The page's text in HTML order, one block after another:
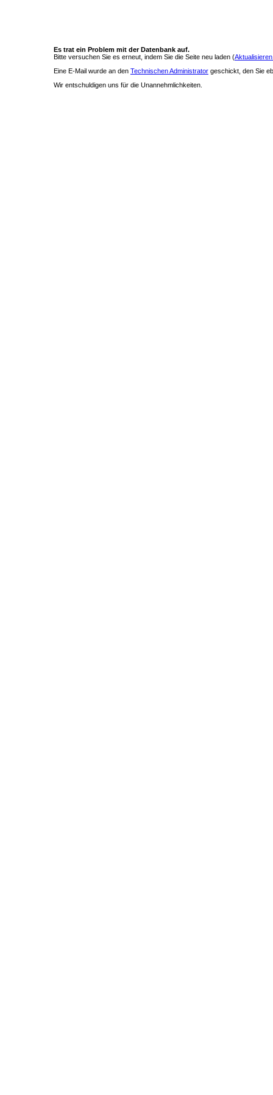
Es trat ein Problem mit der Datenbank auf.
Bitte versuchen Sie es erneut, indem Sie die Seite neu laden (
Eine E-Mail wurde an den Technischen Administrator geschickt, den Sie
Wir entschuldigen uns für die Unannehmlichkeiten.